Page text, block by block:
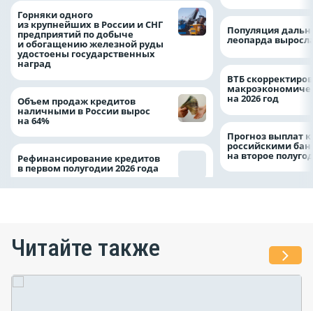
Горняки одного
из крупнейших в России и СНГ
предприятий по добыче
и обогащению железной руды
удостоены государственных
наград
Объем продаж кредитов
наличными в России вырос
на 64%
Рефинансирование кредитов
в первом полугодии 2026 года
Популяция
леопарда
ВТБ
на 2026 год
Прогноз выплат
российскими
на второе
Читайте также